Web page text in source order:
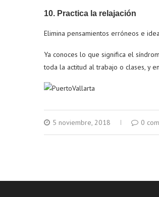
10. Practica la relajación
Elimina pensamientos erróneos e
Ya conoces lo que significa el
toda la actitud al trabajo o clases, y
5 noviembre, 2018 0